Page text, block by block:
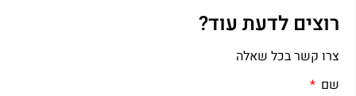
רוצים לדעת עוד?
צרו קשר בכל שאלה
שם